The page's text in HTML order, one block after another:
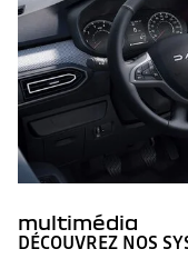
multimédia
DÉCOUVREZ NOS